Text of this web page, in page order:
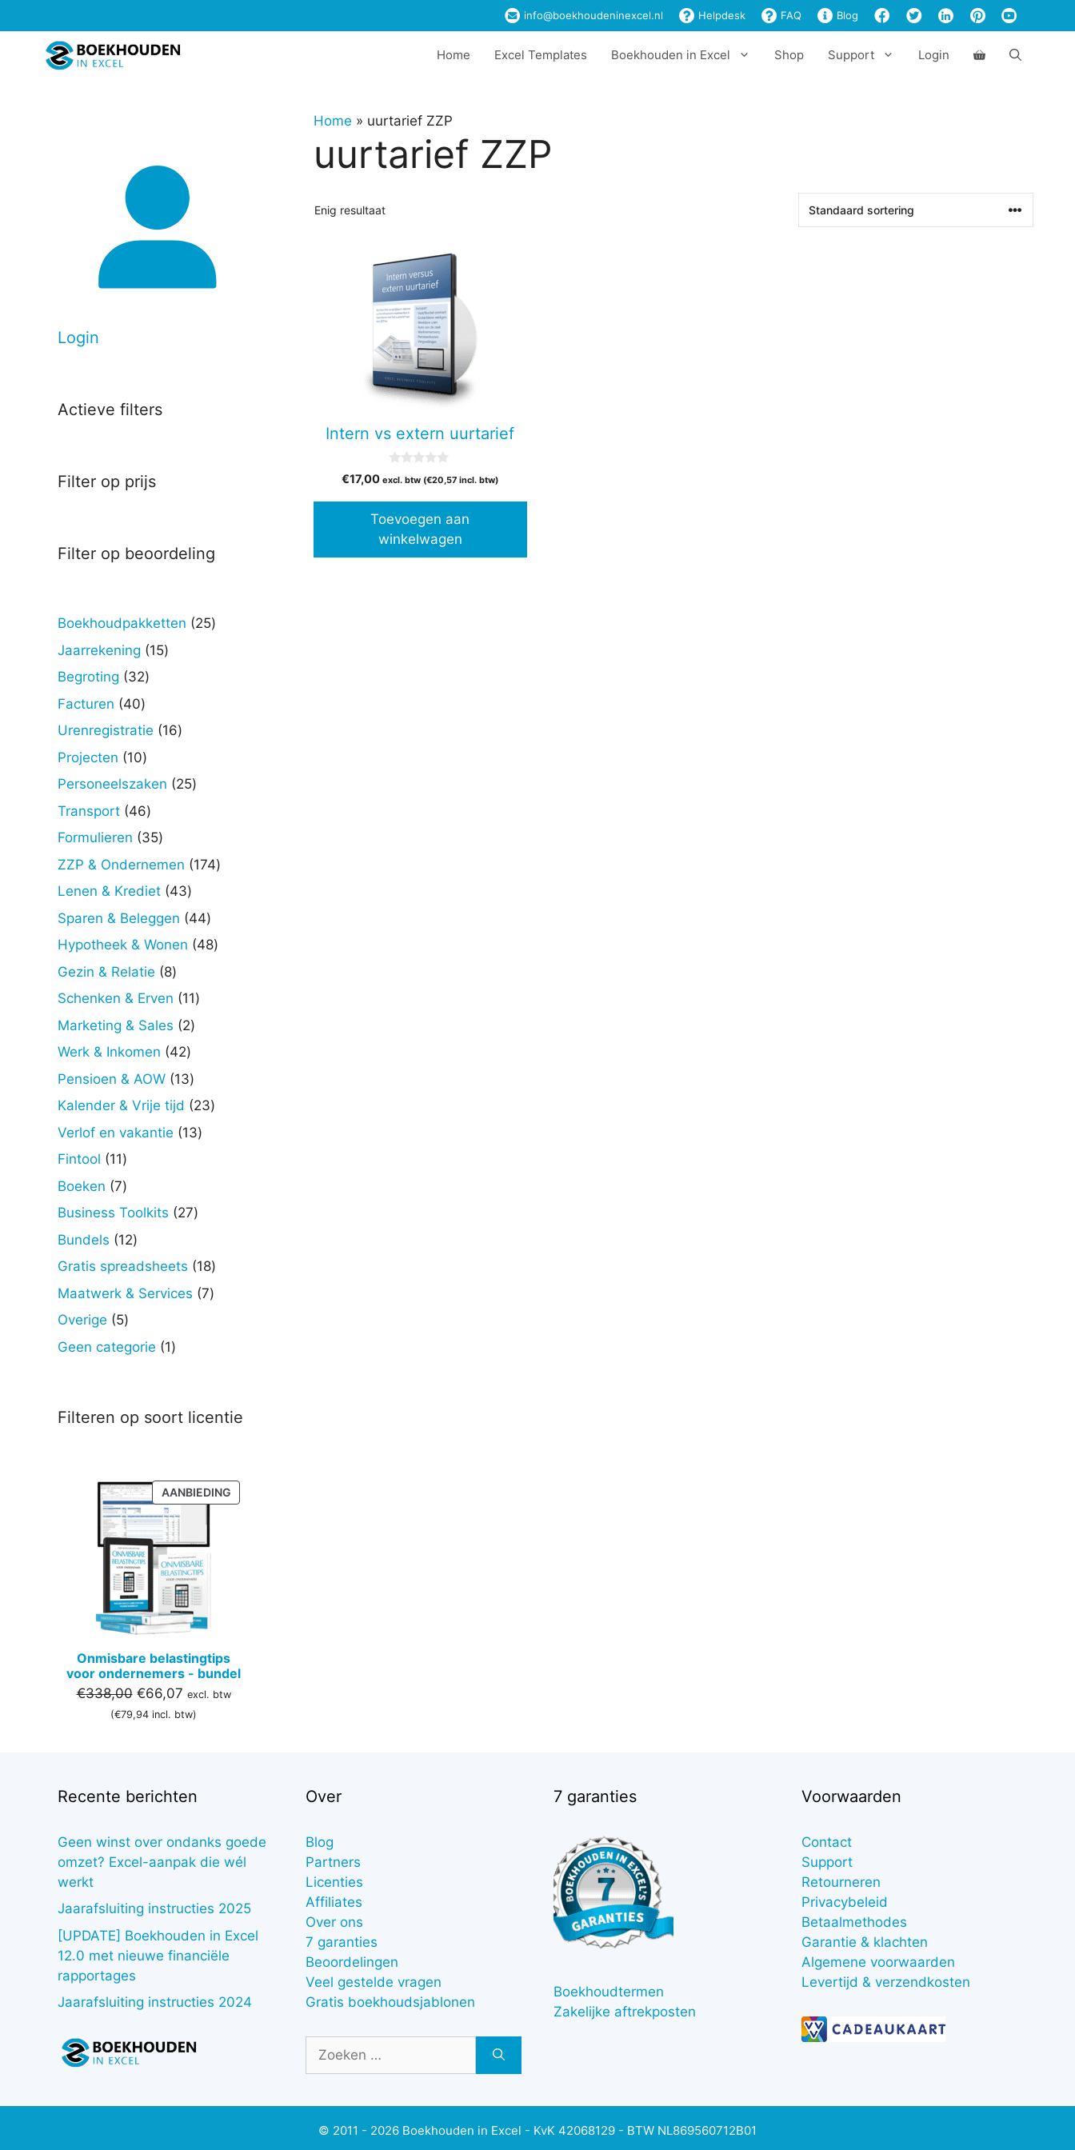
naar
info@boekhoudeninexcel.nl Helpdesk FAQ Blog
Home Excel Templates Boekhouden in Excel Shop Support Login
Home » uurtarief ZZP
uurtarief ZZP
Enig resultaat
Intern vs extern uurtarief
v
5
€17,00 excl. btw (€20,57 incl. btw)
Toevoegen aan
winkelwagen
Login
Actieve filters
Filter op prijs
Filter op beoordeling
Boekhoudpakketten 2525
Jaarrekening 1515
Begroting 3232
Facturen 4040
producten
Urenregistratie 1616
Projecten 1010
producten
Personeelszaken 2525
Transport 4646
producten
Formulieren 3535
producten
ZZP & Ondernemen 174174
Lenen & Krediet 4343
producten
Sparen & Beleggen 4444
producten
Hypotheek & Wonen 4848
Gezin & Relatie 88
producten
Schenken & Erven 1111
Marketing & Sales 22
Werk & Inkomen 4242
producten
Pensioen & AOW 1313
producten
Kalender & Vrije tijd 2323
Verlof en vakantie 1313
Fintool 1111
producten
Boeken 77
producten
Business Toolkits 2727
Bundels 1212
producten
Gratis spreadsheets 1818
producten
Maatwerk & Services 77
Overige 55
producten
Geen categorie 11
Filteren op soort licentie
AANBIEDINGPRODUCT
IN
Onmisbare belastingtips
voor ondernemers - bundel
€338,00 Oorspronkelijke
prijs
€66,07Huidige
prijs
excl. btw
(€79,94 incl. btw)
Recente berichten
Geen winst over ondanks goede
omzet? Excel-aanpak die wél
werkt
Jaarafsluiting instructies 2025
[UPDATE] Boekhouden in Excel
12.0 met nieuwe financiële
rapportages
Jaarafsluiting instructies 2024
Over
Blog
Partners
Licenties
Affiliates
Over ons
7 garanties
Beoordelingen
Veel gestelde vragen
Gratis boekhoudsjablonen
naar:
7 garanties
Boekhoudtermen
Zakelijke aftrekposten
Voorwaarden
Contact
Support
Retourneren
Privacybeleid
Betaalmethodes
Garantie & klachten
Algemene voorwaarden
Levertijd & verzendkosten
© 2011 - 2026 Boekhouden in Excel - KvK 42068129 - BTW NL869560712B01